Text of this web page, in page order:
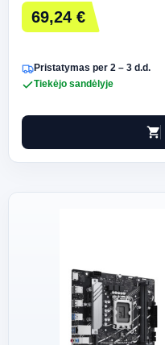
69,24 €
Pristatymas per 2 – 3 d.d.
Tiekėjo sandėlyje
shopping_cart